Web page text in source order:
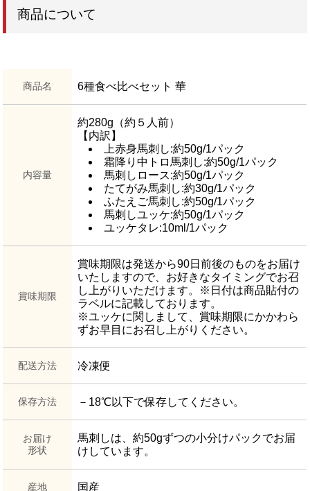
商品について
商品名 6種食べ比べセット 華
内容量
約280g（約５人前）
【内訳】
上赤身馬刺し:約50g/1パック
霜降り中トロ馬刺し:約50g/1パック
馬刺しロース:約50g/1パック
たてがみ馬刺し:約30g/1パック
ふたえご馬刺し:約50g/1パック
馬刺しユッケ:約50g/1パック
ユッケタレ:10ml/1パック
賞味期限
賞味期限は発送から90日前後のものをお届け
いたしますので、お好きなタイミングでお召
し上がりいただけます。※日付は商品貼付の
ラベルに記載しております。
※ユッケに関しまして、賞味期限にかかわら
ずお早目にお召し上がりください。
配送方法 冷凍便
保存方法 －18℃以下で保存してください。
お届け
形状
馬刺しは、約50gずつの小分けパックでお届
けしています。
産地 国産